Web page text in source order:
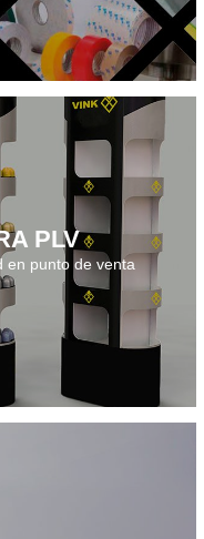
PLV
en punto de venta
· 2026